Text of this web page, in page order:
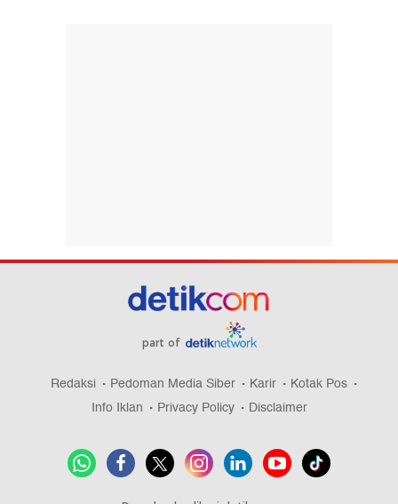
part of
Redaksi Pedoman Media Siber Karir
Kotak Pos
Info Iklan
Privacy Policy Disclaimer